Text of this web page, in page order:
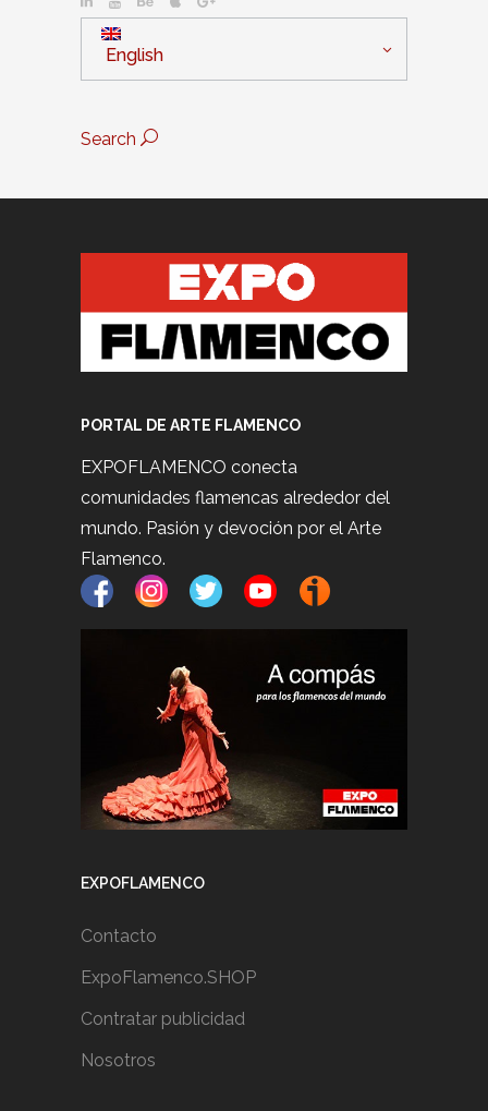
English
Search
PORTAL DE ARTE FLAMENCO
EXPOFLAMENCO conecta
comunidades flamencas alrededor del
mundo. Pasión y devoción por el Arte
Flamenco.
EXPOFLAMENCO
Contacto
ExpoFlamenco.SHOP
Contratar publicidad
Nosotros